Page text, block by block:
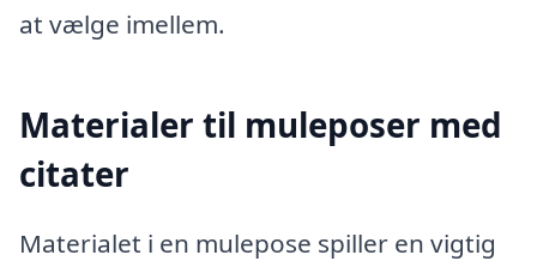
at vælge imellem.
Materialer til muleposer med
citater
Materialet i en mulepose spiller en vigtig